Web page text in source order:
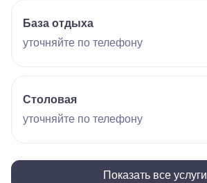
База отдыха
уточняйте по телефону
Столовая
уточняйте по телефону
Показать все услуги